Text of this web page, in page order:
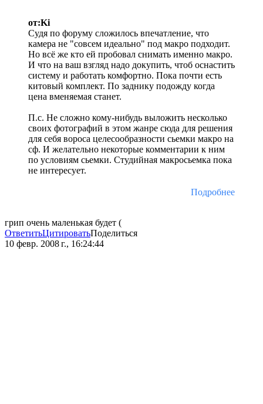
от:Ki
Судя по форуму сложилось впечатление, что
камера не "совсем идеально" под макро подходит.
Но всё же кто ей пробовал снимать именно макро.
И что на ваш взгляд надо докупить, чтоб оснастить
систему и работать комфортно. Пока почти есть
китовый комплект. По заднику подожду когда
цена вменяемая станет.
П.с. Не сложно кому-нибудь выложить несколько
своих фотографий в этом жанре сюда для решения
для себя вороса целесообразности сьемки макро на
сф. И желательно некоторые комментарии к ним
по условиям сьемки. Студийная макросьемка пока
не интересует.
Подробнее
грип очень маленькая будет (
ОтветитьЦитироватьПоделиться
10 февр. 2008 г., 16:24:44